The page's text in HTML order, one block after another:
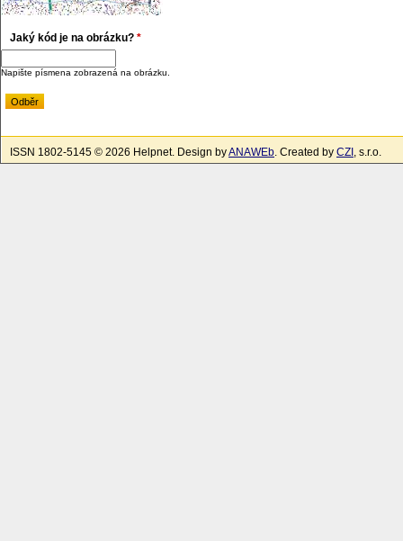
Jaký kód je na obrázku? *
Napište písmena zobrazená na obrázku.
ISSN 1802-5145 © 2026 Helpnet. Design byANAWEb. Created by CZI , s.r.o.